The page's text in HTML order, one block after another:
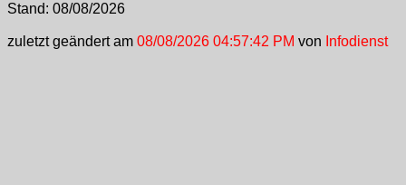
Stand: 08/08/2026
zuletzt geändert am 08/08/2026 04:57:42 PM von Infodienst